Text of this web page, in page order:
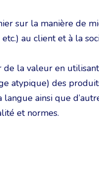
sur la manière de
au client et à la
de la valeur en
atypique) des
ainsi que
et normes.